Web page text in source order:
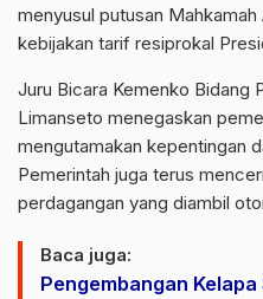
menyusul putusan
kebijakan tarif resiprokal
Juru Bicara Kemenko Bidang
Limanseto menegaskan
mengutamakan kepentingan
Pemerintah juga terus
perdagangan yang diambil
Baca juga:
Pengembangan